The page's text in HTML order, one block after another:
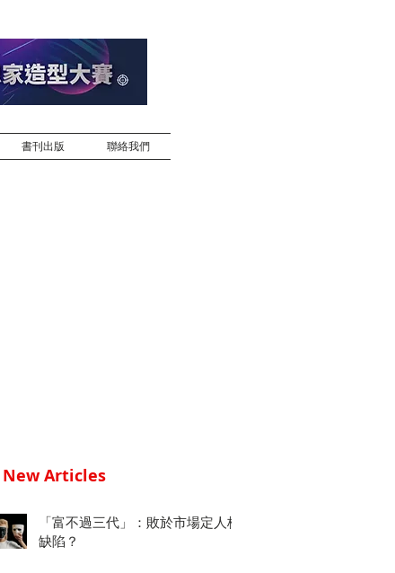
書刊出版 聯絡我們
New Articles
「富不過三代」：敗於市場定人格
缺陷？